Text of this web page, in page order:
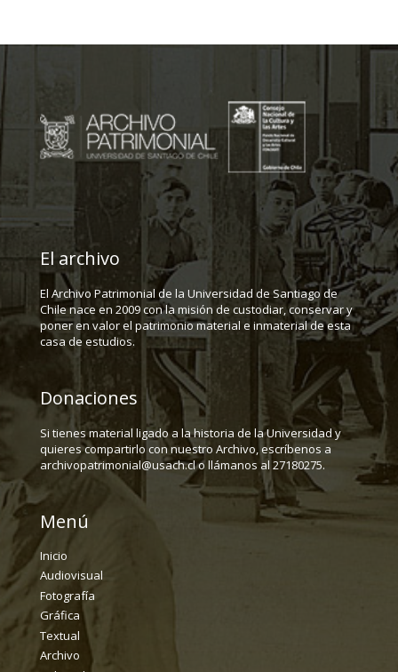
El archivo
El Archivo Patrimonial de la Universidad de Santiago de
Chile nace en 2009 con la misión de custodiar, conservar y
poner en valor el patrimonio material e inmaterial de esta
casa de estudios.
Donaciones
Si tienes material ligado a la historia de la Universidad y
quieres compartirlo con nuestro Archivo, escríbenos a
archivopatrimonial@usach.cl o llámanos al 27180275.
Menú
Inicio
Audiovisual
Fotografía
Gráfica
Textual
Archivo